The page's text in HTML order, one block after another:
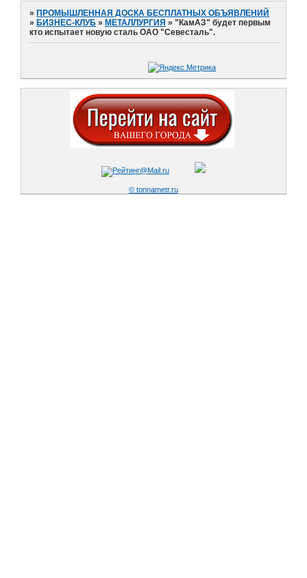
» ПРОМЫШЛЕННАЯ ДОСКА БЕСПЛАТНЫХ ОБЪЯВЛЕНИЙ
» БИЗНЕС-КЛУБ » МЕТАЛЛУРГИЯ »"КамАЗ" будет первым
кто испытает новую сталь ОАО "Севесталь".
© tonnametr.ru